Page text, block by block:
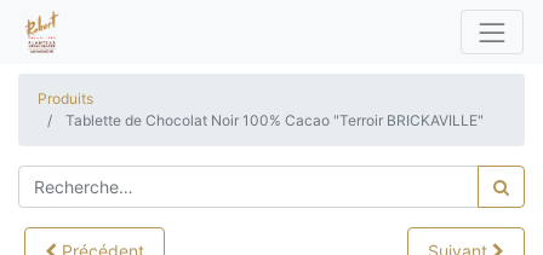
Produits
Tablette de Chocolat Noir 100% Cacao "Terroir BRICKAVILLE"
Précédent Suivant